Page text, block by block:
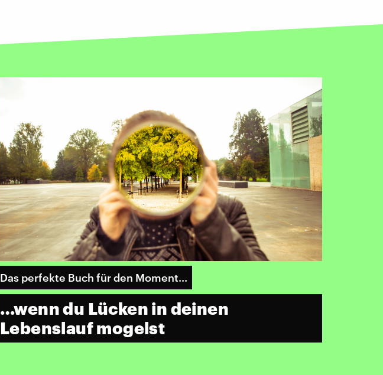
Das perfekte Buch für den Moment...
…wenn du Lücken in deinen
Lebenslauf mogelst